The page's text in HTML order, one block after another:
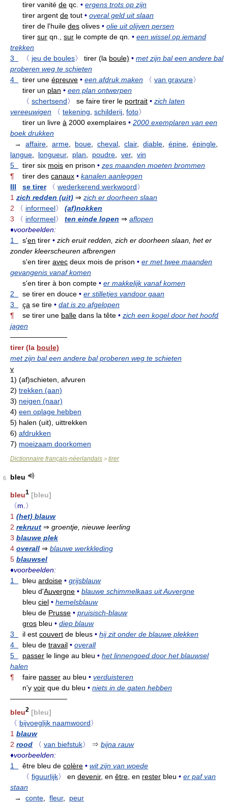
tirer vanité de qc. • ergens trots op zijn
tirer argent de tout • overal geld uit slaan
tirer de l'huile des olives • olie uit olijven persen
tirer sur qn., sur le compte de qn. • een wissel op iemand
trekken
3
〈 jeu de boules〉 tirer (la boule) • met zijn bal een andere bal
proberen weg te schieten
4
tirer une épreuve • een afdruk maken 〈 van gravure〉
tirer un plan • een plan ontwerpen
〈 schertsend〉 se faire tirer le portrait • zich laten
vereeuwigen
〈 tekening, schilderij, foto〉
tirer un livre à 2000 exemplaires • 2000 exemplaren van een
boek drukken
→ affaire, arme, boue, cheval, clair, diable, épine, épingle,
langue, longueur, plan, poudre, ver, vin
5
tirer six mois en prison • zes maanden moeten brommen
¶
tirer des canaux • kanalen aanleggen
III
se tirer 〈 wederkerend werkwoord〉
1 zich redden (uit) ⇒ zich er doorheen slaan
2
〈 informeel〉
(af)nokken
3
〈 informeel〉 ten einde lopen ⇒ aflopen
♦voorbeelden:
1
s'en tirer • zich eruit redden, zich er doorheen slaan, het er
zonder kleerscheuren afbrengen
s'en tirer avec deux mois de prison • er met twee maanden
gevangenis vanaf komen
s'en tirer à bon compte • er makkelijk vanaf komen
2
se tirer en douce • er stilletjes vandoor gaan
3
ça se tire • dat is zo afgelopen
¶
se tirer une balle dans la tête • zich een kogel door het hoofd
jagen
————————
tirer (la boule)
met zijn bal een andere bal proberen weg te schieten
v
1) (af)schieten, afvuren
2) trekken (aan)
3) neigen (naar)
4) een oplage hebben
5) halen (uit), uittrekken
6) afdrukken
7) moeizaam doorkomen
Dictionnaire français-néerlandais > tirer
6 bleu
bleu1 [bleu]
〈m.〉
1 (het) blauw
2 rekruut ⇒ groentje, nieuwe leerling
3 blauwe plek
4 overall ⇒ blauwe werkkleding
5 blauwsel
♦voorbeelden:
1
bleu ardoise • grijsblauw
bleu d'Auvergne • blauwe schimmelkaas uit Auvergne
bleu ciel • hemelsblauw
bleu de Prusse • pruisisch-blauw
gros bleu • diep blauw
3
il est couvert de bleus • hij zit onder de blauwe plekken
4
bleu de travail • overall
5
passer le linge au bleu • het linnengoed door het blauwsel
halen
¶
faire passer au bleu • verduisteren
n'y voir que du bleu • niets in de gaten hebben
————————
bleu2 [bleu]
〈 bijvoeglijk naamwoord〉
1 blauw
2 rood 〈 van biefstuk〉 ⇒ bijna rauw
♦voorbeelden:
1
être bleu de colère • wit zijn van woede
〈 figuurlijk〉 en devenir, en être, en rester bleu • er paf van
staan
→ conte fleur, peur